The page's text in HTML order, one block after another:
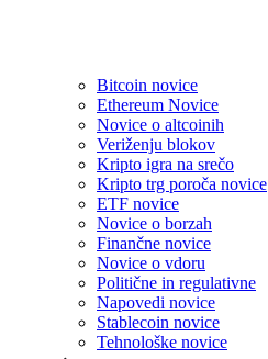
Bitcoin novice
Ethereum Novice
Novice o altcoinih
Veriženju blokov
Kripto igra na srečo
Kripto trg poroča novice
ETF novice
Novice o borzah
Finančne novice
Novice o vdoru
Politične in regulativne
Napovedi novice
Stablecoin novice
Tehnološke novice